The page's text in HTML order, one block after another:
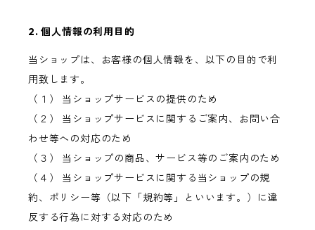
2. 個人情報の利用目的
当ショップは、お客様の個人情報を、以下の目的で利
用致します。
（１） 当ショップサービスの提供のため
（２） 当ショップサービスに関するご案内、お問い合
わせ等への対応のため
（３） 当ショップの商品、サービス等のご案内のため
（４） 当ショップサービスに関する当ショップの規
約、ポリシー等（以下「規約等」といいます。）に違
反する行為に対する対応のため